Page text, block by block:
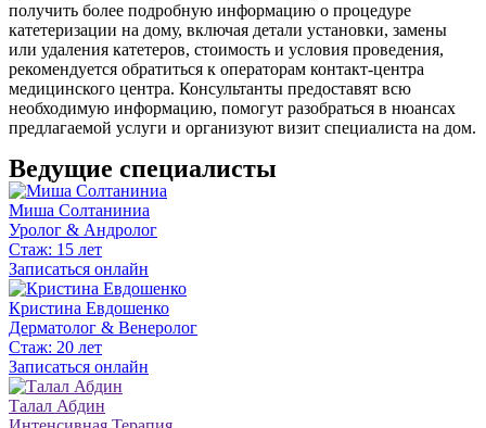
получить более подробную информацию о процедуре
катетеризации на дому, включая детали установки, замены
или удаления катетеров, стоимость и условия проведения,
рекомендуется обратиться к операторам контакт-центра
медицинского центра. Консультанты предоставят всю
необходимую информацию, помогут разобраться в нюансах
предлагаемой услуги и организуют визит специалиста на дом.
Ведущие специалисты
Миша Солтаниниа
Уролог & Aндролог
Стаж: 15 лет
Записаться онлайн
Кристина Евдошенко
Дерматолог & Венеролог
Стаж: 20 лет
Записаться онлайн
Талал Абдин